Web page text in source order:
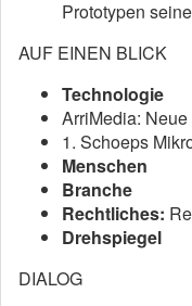
Prototypen
AUF EINEN BLICK
Technologie
ArriMedia:
1. Schoeps
Menschen
Branche
Rechtliches:
Drehspiegel
DIALOG